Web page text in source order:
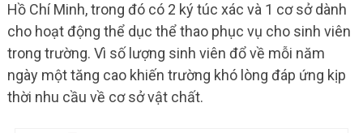
Hồ Chí Minh, trong đó có 2 ký túc xác và 1 cơ sở dành
cho hoạt động thể dục thể thao phục vụ cho sinh viên
trong trường. Vì số lượng sinh viên đổ về mỗi năm
ngày một tăng cao khiến trường khó lòng đáp ứng kịp
thời nhu cầu về cơ sở vật chất.